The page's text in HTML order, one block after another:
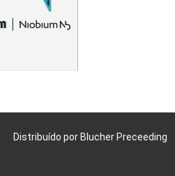
Distribuído por Blucher Preceeding